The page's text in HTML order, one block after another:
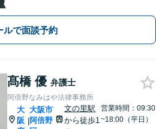
づくりを心がけます【借金・債務整
理】経済状況に応じて適切な解決策を
ご提案します
ルで面談予約
髙橋 優 弁護士
阿倍野なみはや法律事務所
大
阪 |
大阪市
阿倍野
文の里駅
から徒歩1
営業時間：09:30
~18:00（平日）